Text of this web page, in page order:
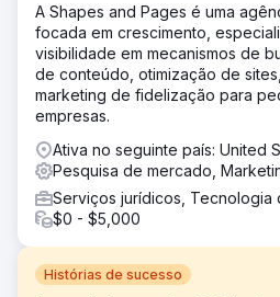
A Shapes and Pages é uma
focada em crescimento,
visibilidade em mecanismos de
de conteúdo, otimização de
marketing de fidelização para
empresas.
Ativa no seguinte país: United
Pesquisa de mercado,
Serviços jurídicos, Tecnologia
$0 - $5,000
Histórias de sucesso